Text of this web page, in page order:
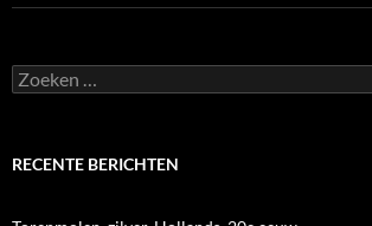
Zoeken
naar:
RECENTE BERICHTEN